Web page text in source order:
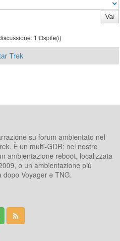
1 Ospite(i)
Trek
su forum ambientato nel
È un multi-GDR: nel nostro
ambientazione reboot, localizzata
o un ambientazione più
Voyager e TNG.